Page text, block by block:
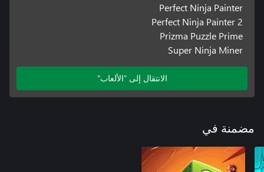
Perfect Ninja Painter
Perfect Ninja Painter 2
Prizma Puzzle Prime
Super Ninja Miner
الانتقال إلى "الألعاب"
مضمنة في